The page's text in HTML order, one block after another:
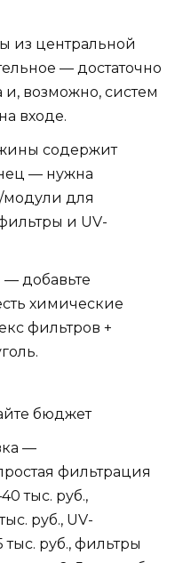
из центральной
— достаточно
и, возможно, систем
входе.
содержит
— нужна
модули для
и UV-
— добавьте
химические
фильтров +
бюджет
—
фильтрация
тыс. руб.,
руб., UV-
руб., фильтры